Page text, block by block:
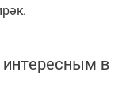
в